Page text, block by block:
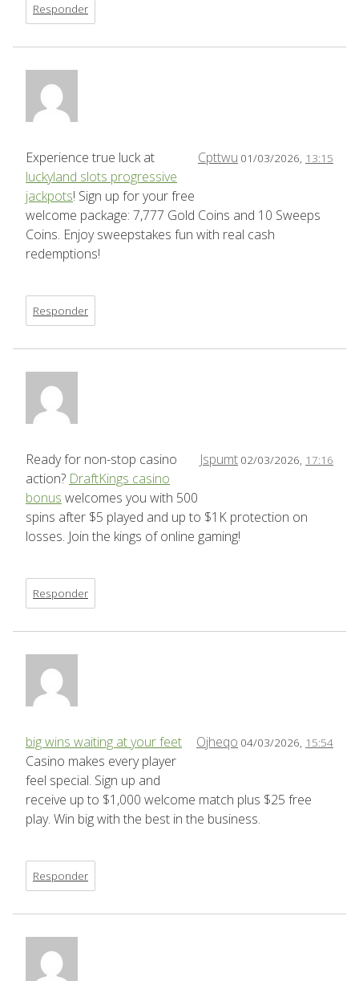
Responder
Cpttwu 01/03/2026, 13:15
Experience true luck at
luckyland slots progressive
jackpots! Sign up for your free
welcome package: 7,777 Gold Coins and 10 Sweeps
Coins. Enjoy sweepstakes fun with real cash
redemptions!
Responder
Jspumt 02/03/2026, 17:16
Ready for non-stop casino
action? DraftKings casino
bonus welcomes you with 500
spins after $5 played and up to $1K protection on
losses. Join the kings of online gaming!
Responder
Ojheqo 04/03/2026, 15:54
big wins waiting at your feet
Casino makes every player
feel special. Sign up and
receive up to $1,000 welcome match plus $25 free
play. Win big with the best in the business.
Responder